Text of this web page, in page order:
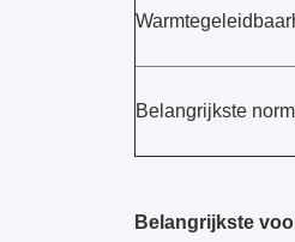
Belangrijkste
Belangrijkste